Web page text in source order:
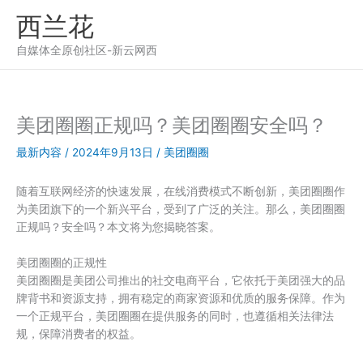
西兰花
自媒体全原创社区-新云网西
美团圈圈正规吗？美团圈圈安全吗？
最新内容 / 2024年9月13日 / 美团圈圈
随着互联网经济的快速发展，在线消费模式不断创新，美团圈圈作
为美团旗下的一个新兴平台，受到了广泛的关注。那么，美团圈圈
正规吗？安全吗？本文将为您揭晓答案。
美团圈圈的正规性
美团圈圈是美团公司推出的社交电商平台，它依托于美团强大的品
牌背书和资源支持，拥有稳定的商家资源和优质的服务保障。作为
一个正规平台，美团圈圈在提供服务的同时，也遵循相关法律法
规，保障消费者的权益。